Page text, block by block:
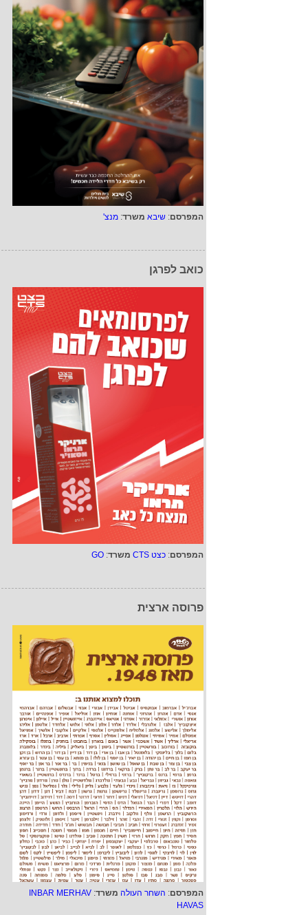
המפרסם: שיבא משרד: מנצ'
כואב לפרגן
המפרסם: כצט CTS משרד:
GO
פרוסה ארצית
המפרסם: השחר העולה משרד:
INBAR MERHAV
HAVAS